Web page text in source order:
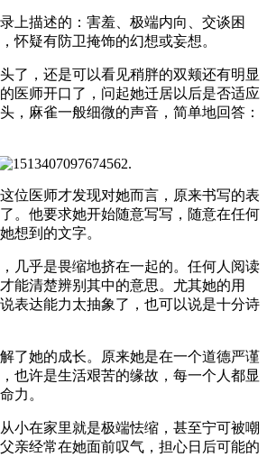
描述的：害羞、极端内向、交谈困
怀疑有防卫掩饰的幻想或妄想。
，还是可以看见稍胖的双颊还有明显
医师开口了，问起她迁居以后是否适应
，麻雀一般细微的声音，简单地回答：
医师才发现对她而言，原来书写的表
。他要求她开始随意写写，随意在任何
想到的文字。
乎是畏缩地挤在一起的。任何人阅读
能清楚辨别其中的意思。尤其她的用
表达能力太抽象了，也可以说是十分诗
她的成长。原来她是在一个道德严谨
也许是生活艰苦的缘故，每一个人都显
力。
在家里就是极端怯缩，甚至宁可被嘲
亲经常在她面前叹气，担心日后可能的